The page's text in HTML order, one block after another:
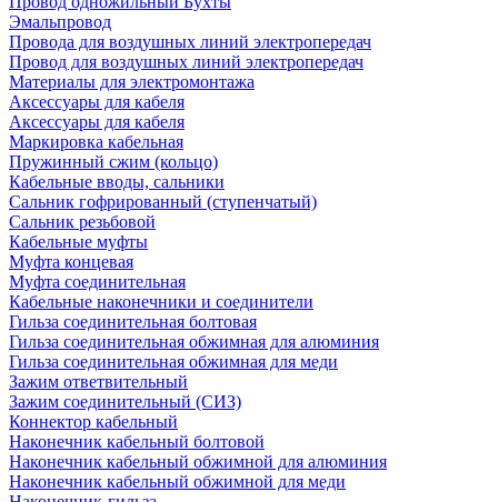
Эмальпровод
Провода для воздушных линий электропередач
Провод для воздушных линий электропередач
Материалы для электромонтажа
Аксессуары для кабеля
Аксессуары для кабеля
Маркировка кабельная
Пружинный сжим (кольцо)
Кабельные вводы, сальники
Сальник гофрированный (ступенчатый)
Сальник резьбовой
Кабельные муфты
Муфта концевая
Муфта соединительная
Кабельные наконечники и соединители
Гильза соединительная болтовая
Гильза соединительная обжимная для алюминия
Гильза соединительная обжимная для меди
Зажим ответвительный
Зажим соединительный (СИЗ)
Коннектор кабельный
Наконечник кабельный болтовой
Наконечник кабельный обжимной для алюминия
Наконечник кабельный обжимной для меди